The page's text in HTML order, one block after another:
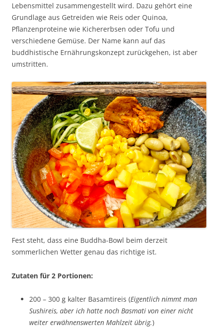
Lebensmittel zusammengestellt wird. Dazu gehört eine
Grundlage aus Getreiden wie Reis oder Quinoa,
Pflanzenproteine wie Kichererbsen oder Tofu und
verschiedene Gemüse. Der Name kann auf das
buddhistische Ernährungskonzept zurückgehen, ist aber
umstritten.
Fest steht, dass eine Buddha-Bowl beim derzeit
sommerlichen Wetter genau das richtige ist.
Zutaten für 2 Portionen:
200 – 300 g kalter Basamtireis (Eigentlich nimmt man
Sushireis, aber ich hatte noch Basmati von einer nicht
weiter erwähnenswerten Mahlzeit übrig.)